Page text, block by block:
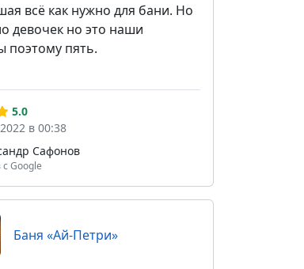
всё как нужно для бани. Но
девочек но это наши
поэтому пять.
Сафонов
Google
5.0
в 00:38
Баня «Ай-Петри»